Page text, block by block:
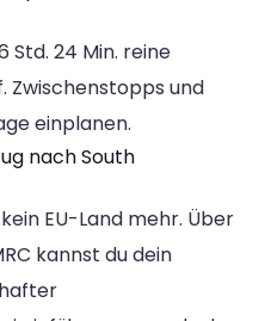
Std. 24 Min. reine
Zwischenstopps und
einplanen.
nach South
EU-Land mehr. Über
kannst du dein